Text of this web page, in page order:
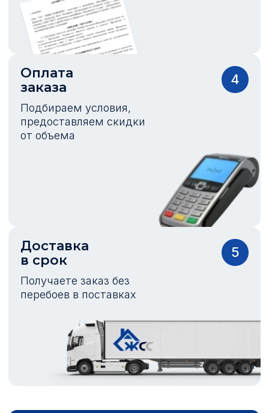
Оплата
заказа
Подбираем условия,
предоставляем скидки
от объема
4
Доставка
в срок
Получаете заказ без
перебоев в поставках
5